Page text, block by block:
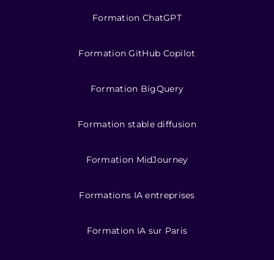
Formation ChatGPT
Formation GitHub Copilot
Formation BigQuery
Formation stable diffusion
Formation MidJourney
Formations IA entreprises
Formation IA sur Paris